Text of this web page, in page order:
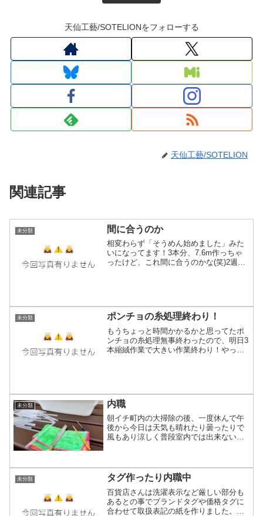
天仙工藝/SOTELIONをフォローする
天仙工藝/SOTELION
関連記事
未分類 間に合うのか
相変わらず「そうめん始めました」みた
いになってます！3本分、7.6m作っちゃ
ったけど、これ間に合うのかな(笑)2週間
未分類 ポンチョの糸処理終わり！
もうちょっと時間かかるかと思ってたポ
ンチョの糸処理無事終わったので、明日3
本縮絨作業で大きい作業終わり！やった
未分類 内職
朝イチ町内の大掃除の後、一度休んで午
後から今日は天気も晴れたり曇ったりで
風もあり涼しく普段室内では出来ない上
内職的な作業をするに絶好のチャン
ス！！！織りの時横糸を巻きつ...
未分類 タグ作ったり内職中
百貨店さんは洗濯表示など厳しい部分も
あるとの事でブランドタグや価格タグに
合わせて取扱表記の紙を作りました。久